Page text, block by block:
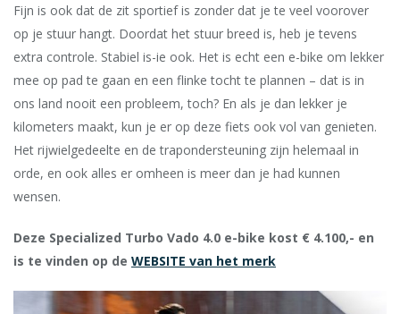
Fijn is ook dat de zit sportief is zonder dat je te veel voorover
op je stuur hangt. Doordat het stuur breed is, heb je tevens
extra ­controle. Stabiel is-ie ook. Het is echt een e-bike om lekker
mee op pad te gaan en een flinke tocht te plannen – dat is in
ons land nooit een probleem, toch? En als je dan lekker je
kilometers maakt, kun je er op deze fiets ook vol van genieten.
Het rijwielgedeelte en de trapondersteuning zijn helemaal in
orde, en ook alles er omheen is meer dan je had kunnen
wensen.
Deze Specialized Turbo Vado 4.0 e-bike kost € 4.100,- en
is te vinden op de WEBSITE van het merk